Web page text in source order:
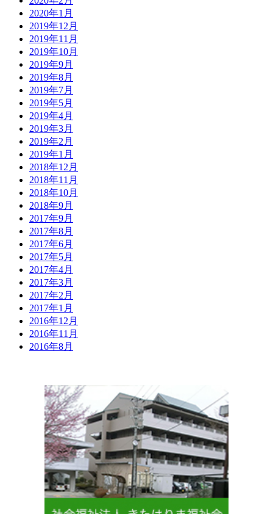
2020年1月
2019年12月
2019年11月
2019年10月
2019年9月
2019年8月
2019年7月
2019年5月
2019年4月
2019年3月
2019年2月
2019年1月
2018年12月
2018年11月
2018年10月
2018年9月
2017年9月
2017年8月
2017年6月
2017年5月
2017年4月
2017年3月
2017年2月
2017年1月
2016年12月
2016年11月
2016年8月